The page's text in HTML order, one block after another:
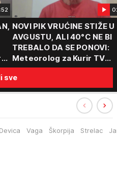
NOVI PIK VRUĆINE STIŽE U
AVGUSTU, ALI 40°C NE BI
TREBALO DA SE PONOVI:
Meteorolog za Kurir TV
objasnio šta nas čeka:
za ozbiljne padavine su
sve
Devica Vaga Škorpija Strelac